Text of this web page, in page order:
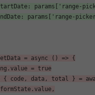
params['range-
params['range-
= async () => {
= true
{ code, data, total } =